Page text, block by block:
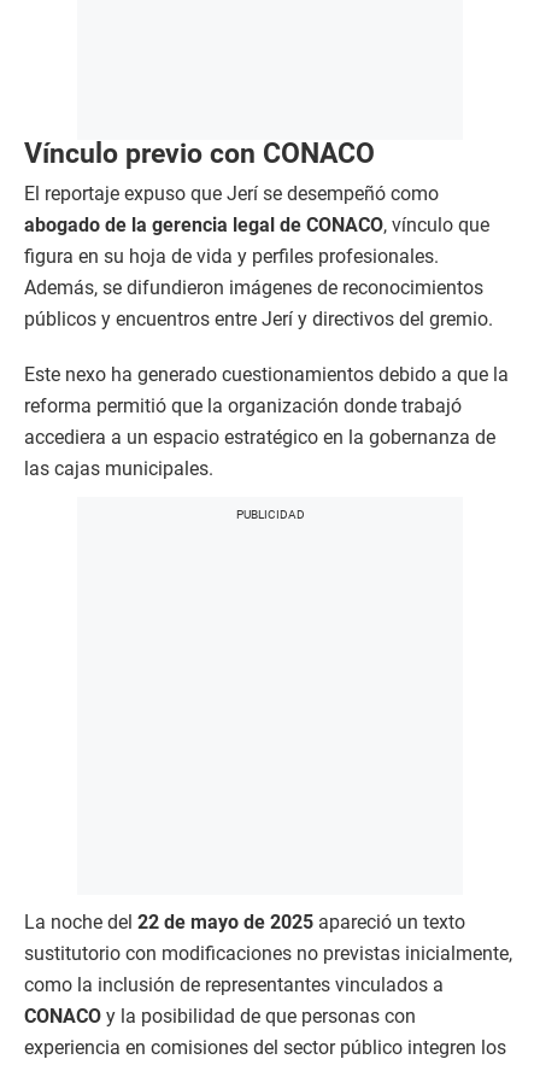
Vínculo previo con CONACO
El reportaje expuso que Jerí se desempeñó como
abogado de la gerencia legal de CONACO, vínculo que
figura en su hoja de vida y perfiles profesionales.
Además, se difundieron imágenes de reconocimientos
públicos y encuentros entre Jerí y directivos del gremio.
Este nexo ha generado cuestionamientos debido a que la
reforma permitió que la organización donde trabajó
accediera a un espacio estratégico en la gobernanza de
las cajas municipales.
La noche del 22 de mayo de 2025 apareció un texto
sustitutorio con modificaciones no previstas inicialmente,
como la inclusión de representantes vinculados a
CONACO y la posibilidad de que personas con
experiencia en comisiones del sector público integren los